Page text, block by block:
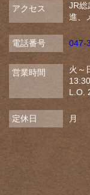
アクセス
JR総
進、
電話番号 047-
営業時間
火～
L.O.
定休日 月